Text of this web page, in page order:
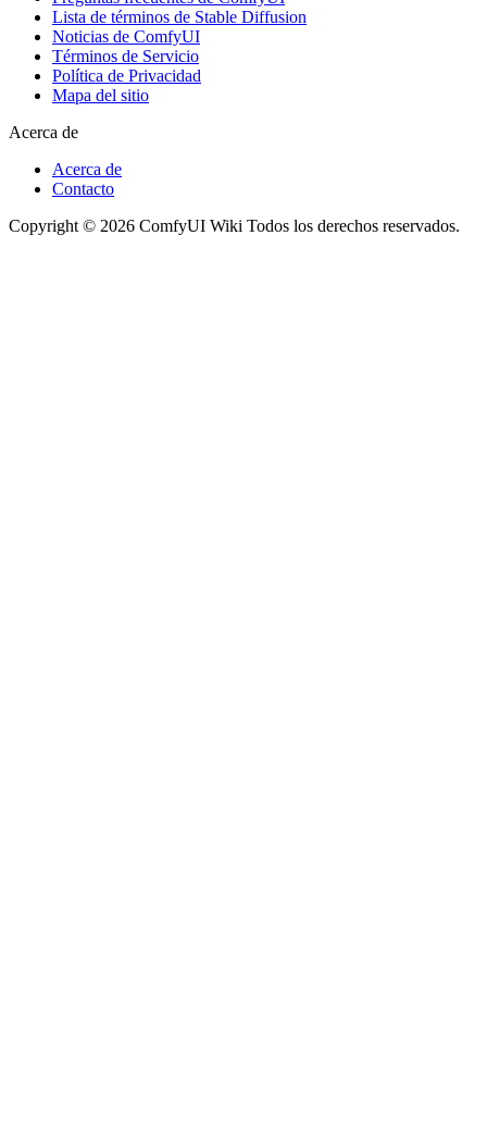
Lista de términos de Stable Diffusion
Noticias de ComfyUI
Términos de Servicio
Política de Privacidad
Mapa del sitio
Acerca de
Acerca de
Contacto
Copyright © 2026 ComfyUI Wiki Todos los derechos reservados.